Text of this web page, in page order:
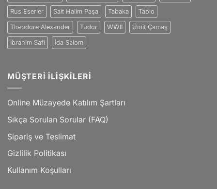
Rus Eserler Sait Halim Paşa Tabaka Tablo
Theodore Alexander Tudor WWII Ümit Çamaş
İbrahim Safi İda Salom
MÜŞTERI İLIŞKILERI
Online Müzayede Katılım Şartları
Sıkça Sorulan Sorular (FAQ)
Sipariş ve Teslimat
Gizlilik Politikası
Kullanım Koşulları